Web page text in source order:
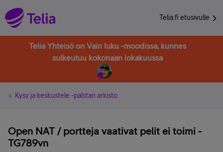
Telia.fi etusivulle
Telia Yhteisö on Vain luku -moodissa, kunnes
sulkeutuu kokonaan lokakuussa
Kysy ja keskustele -palstan arkisto
Open NAT / portteja vaativat pelit ei toimi -
TG789vn